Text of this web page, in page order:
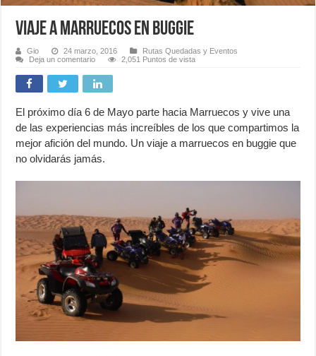
Viaje a Marruecos en Buggie
Gio 24 marzo, 2016
Rutas Quedadas y Eventos
Deja un comentario
2,051 Puntos de vista
El próximo día 6 de Mayo parte hacia Marruecos y vive una
de las experiencias más increíbles de los que compartimos la
mejor afición del mundo. Un viaje a marruecos en buggie que
no olvidarás jamás.